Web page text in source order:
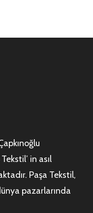
in asıl
Paşa Tekstil,
pazarlarında